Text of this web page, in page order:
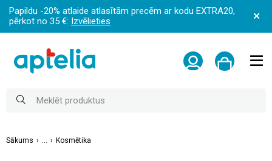
Papildu -20% atlaide atlasītām precēm ar kodu EXTRA20,
pērkot no 35 €: Izvēlieties
Sākums Kosmētika